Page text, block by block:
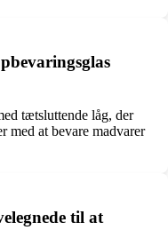
tætsluttende låg, der
at bevare madvarer
til at